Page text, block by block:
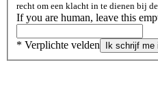
recht om een ​​klacht in te dienen bij
If you are human, leave this
* Verplichte velden Ik schrijf me